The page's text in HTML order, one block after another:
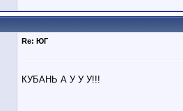
Re: ЮГ
КУБАНЬ А У У У!!!